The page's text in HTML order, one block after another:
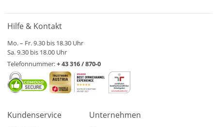
Hilfe & Kontakt
Mo. – Fr. 9.30 bis 18.30 Uhr
Sa. 9.30 bis 18.00 Uhr
Telefonnummer:+ 43 316 / 870-0
Kundenservice Unternehmen